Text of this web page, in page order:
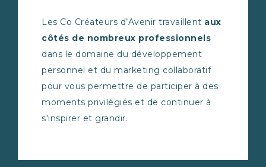
Les Co Créateurs d’Avenir travaillent aux
côtés de nombreux professionnels
dans le domaine du développement
personnel et du marketing collaboratif
pour vous permettre de participer à des
moments privilégiés et de continuer à
s’inspirer et grandir.